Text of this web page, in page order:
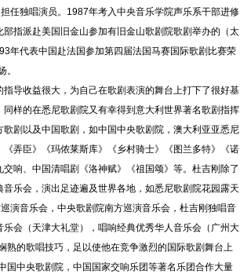
任独唱演员。1987年考入中央音乐学院声乐系干部进修
指派赴美国旧金山参加有旧金山歌剧院歌剧举办的（太
年代表中国赴法国参加第四届法国马赛国际歌剧比赛荣
。
导收益很大，为自己在歌剧表演的舞台上打下了很好基
样的在悉尼歌剧院又有幸得到意大利世界著名歌剧指挥
剧以及中国歌剧，如中国中央歌剧院，澳大利亚亚悉尼
弄臣》《玛侬莱斯库》《乡村骑士》《图兰多特》《诺
响、中国清唱剧《洛神赋》《祖国颂》等。杜吉刚除了
乐会，演出足迹遍及世界各地，如悉尼歌剧院花园露天
演音乐会，中央歌剧院南方巡演音乐会，杜吉刚独唱音
会（天津大礼堂），唱响经典优秀华人音乐会（广州大
熟的歌唱技巧，足以使他在竞争激烈的国际歌剧舞台上
国中央歌剧院，中国国家交响乐团等著名乐团合作大量